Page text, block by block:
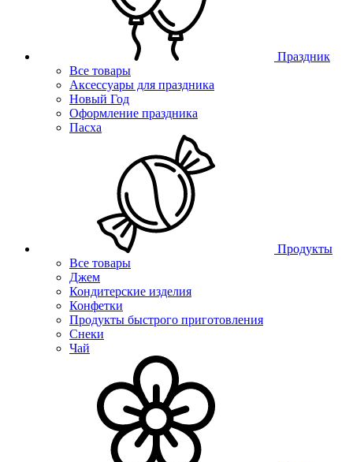
Праздник
Все товары
Аксессуары для праздника
Новый Год
Оформление праздника
Пасха
Продукты
Все товары
Джем
Кондитерские изделия
Конфетки
Продукты быстрого приготовления
Снеки
Чай